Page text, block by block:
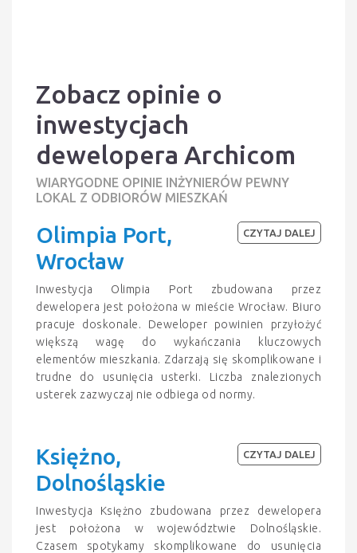
Zobacz opinie o
inwestycjach
dewelopera Archicom
WIARYGODNE OPINIE INŻYNIERÓW PEWNY
LOKAL Z ODBIORÓW MIESZKAŃ
Olimpia Port,
Wrocław
Inwestycja Olimpia Port zbudowana przez
dewelopera jest położona w mieście Wrocław. Biuro
pracuje doskonale. Deweloper powinien przyłożyć
większą wagę do wykańczania kluczowych
elementów mieszkania. Zdarzają się skomplikowane i
trudne do usunięcia usterki. Liczba znalezionych
usterek zazwyczaj nie odbiega od normy.
CZYTAJ DALEJ
Księżno,
Dolnośląskie
Inwestycja Księżno zbudowana przez dewelopera
jest położona w województwie Dolnośląskie.
Czasem spotykamy skomplikowane do usunięcia
CZYTAJ DALEJ